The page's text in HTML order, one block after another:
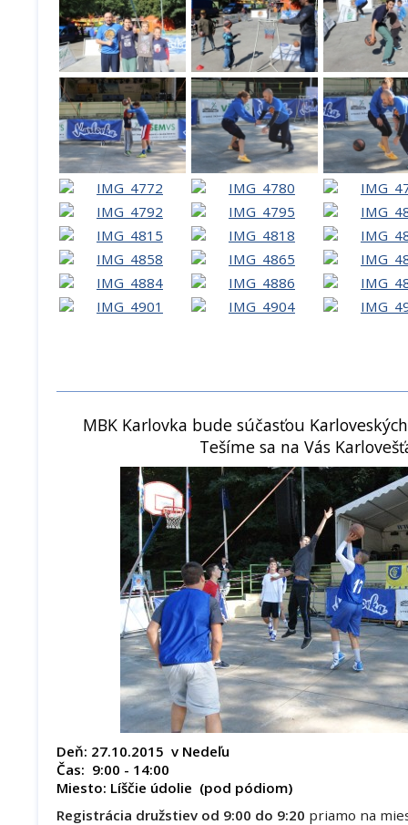
MBK Karlovka bude súčasťou
Tešíme sa na Vás
Deň: 27.10.2015 v Nedeľu
Čas: 9:00 - 14:00
Miesto: Líščie údolie (pod pódiom)
Registrácia družstiev od 9:00 do 9:20 priamo na